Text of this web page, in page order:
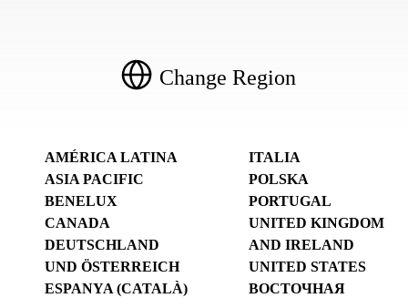
Change Region
AMÉRICA LATINA
ASIA PACIFIC
BENELUX
CANADA
DEUTSCHLAND
UND ÖSTERREICH
ESPANYA (CATALÀ)
ITALIA
POLSKA
PORTUGAL
UNITED KINGDOM
AND IRELAND
UNITED STATES
ВОСТОЧНАЯ